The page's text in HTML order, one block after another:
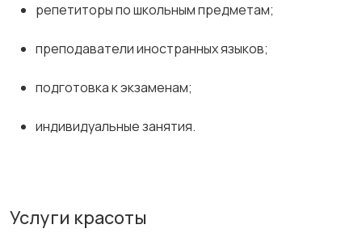
репетиторы по школьным предметам;
преподаватели иностранных языков;
подготовка к экзаменам;
индивидуальные занятия.
Услуги красоты